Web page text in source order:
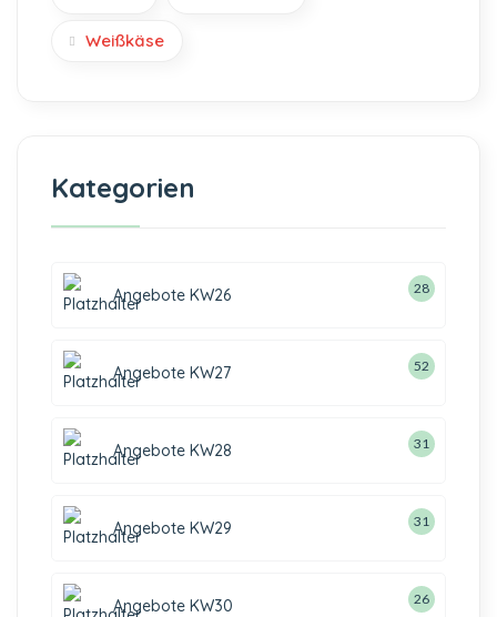
Weißkäse
Kategorien
Angebote KW26 28
Angebote KW27 52
Angebote KW28 31
Angebote KW29 31
Angebote KW30 26